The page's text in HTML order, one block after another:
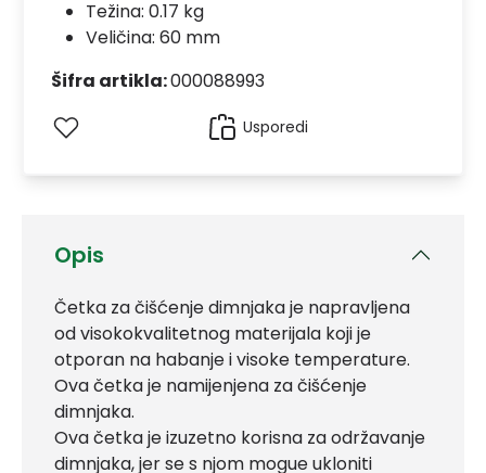
Opis
Četka za čišćenje dimnjaka je napravljena
od visokokvalitetnog materijala koji je
otporan na habanje i visoke temperature.
Ova četka je namijenjena za čišćenje
dimnjaka.
Ova četka je izuzetno korisna za održavanje
dimnjaka, jer se s njom mogue ukloniti
Težina: 0.17 kg
Veličina: 60 mm
Šifra artikla:000088993
Usporedi